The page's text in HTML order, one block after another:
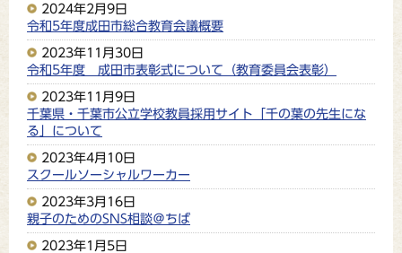
2024年2月9日
令和5年度成田市総合教育会議概要
2023年11月30日
令和5年度 成田市表彰式について（教育委員会表彰）
2023年11月9日
千葉県・千葉市公立学校教員採用サイト「千の葉の先生にな
る」について
2023年4月10日
スクールソーシャルワーカー
2023年3月16日
親子のためのSNS相談＠ちば
2023年1月5日